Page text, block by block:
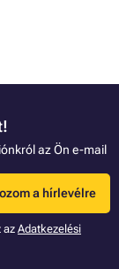
az Ön e-mail
a hírlevélre
az Adatkezelési